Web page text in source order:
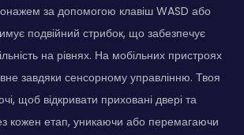
за допомогою клавіш WASD або
подвійний стрибок, що забезпечує
на рівнях. На мобільних пристроях
завдяки сенсорному управлінню. Твоя
щоб відкривати приховані двері та
кожен етап, уникаючи або перемагаючи